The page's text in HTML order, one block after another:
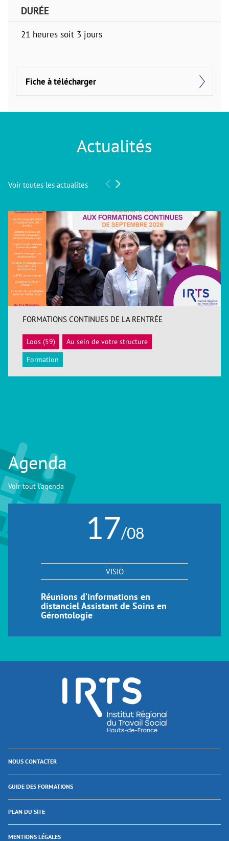
DURÉE
21 heures soit 3 jours
Fiche à télécharger
Actualités
Voir toutes les actualites
ACCÉDER
FORMATIONS CONTINUES DE LA RENTRÉE
Loos (59)
Au sein de votre structure
Formation
Agenda
Voir tout l'agenda
17/08
VISIO
Réunions d’informations en
distanciel Assistant de Soins en
Gérontologie
NOUS CONTACTER
GUIDE DES FORMATIONS
PLAN DU SITE
MENTIONS LÉGALES